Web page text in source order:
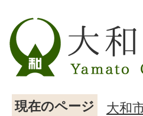
現在のページ 大和